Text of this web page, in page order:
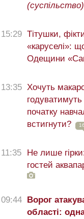
(суспільство)
15:29 Тітушки,
«каруселі»:
Одещини
13:35 Хочуть
початку
встигнути?
16
11:35
Не лише
гостей
09:44
Ворог
області: